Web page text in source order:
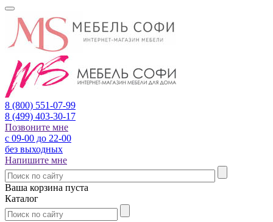
8 (800) 551-07-99
8 (499) 403-30-17
Позвоните мне
с 09-00 до 22-00
без выходных
Напишите мне
Ваша корзина пуста
Каталог